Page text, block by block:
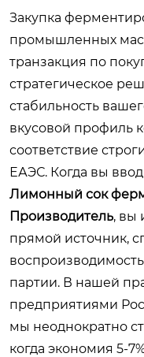
Закупка
промышленных
транзакция по
стратегическое
стабильность
вкусовой профиль
соответствие
ЕАЭС. Когда вы
Лимонный сок
Производитель, вы
прямой источник,
партии. В нашей
предприятиями
мы неоднократно
когда экономия 5-